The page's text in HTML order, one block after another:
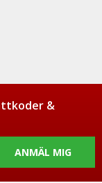
&
ANMÄL MIG